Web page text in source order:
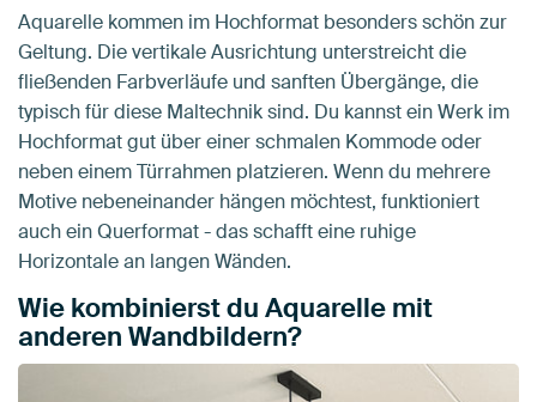
Aquarelle kommen im Hochformat besonders schön zur
Geltung. Die vertikale Ausrichtung unterstreicht die
fließenden Farbverläufe und sanften Übergänge, die
typisch für diese Maltechnik sind. Du kannst ein Werk im
Hochformat gut über einer schmalen Kommode oder
neben einem Türrahmen platzieren. Wenn du mehrere
Motive nebeneinander hängen möchtest, funktioniert
auch ein Querformat - das schafft eine ruhige
Horizontale an langen Wänden.
Wie kombinierst du Aquarelle mit
anderen Wandbildern?